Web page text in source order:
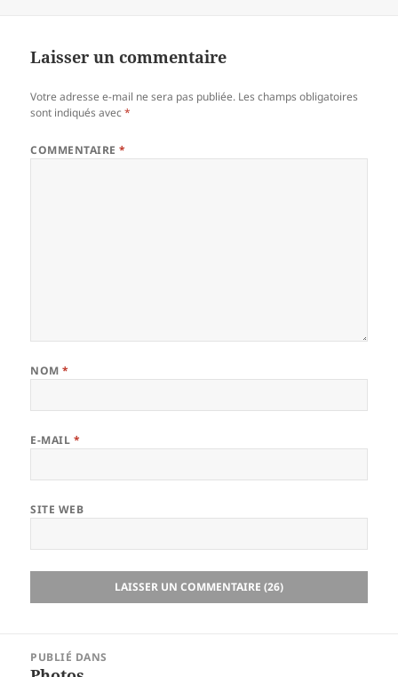
Laisser un commentaire
Votre adresse e-mail ne sera pas publiée. Les champs obligatoires
sont indiqués avec*
COMMENTAIRE*
NOM*
E-MAIL *
SITE WEB
PUBLIÉ DANS